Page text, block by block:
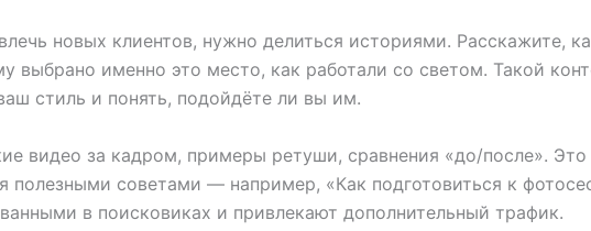
новых клиентов, нужно делиться историями. Расскажите,
именно это место, как работали со светом. Такой
стиль и понять, подойдёте ли вы им.
видео за кадром, примеры ретуши, сравнения «до/после». Это
советами — например, «Как подготовиться к
в поисковиках и привлекают дополнительный трафик.